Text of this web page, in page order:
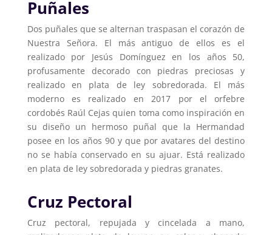
Puñales
Dos puñales que se alternan traspasan el corazón de
Nuestra Señora. El más antiguo de ellos es el
realizado por Jesús Domínguez en los años 50,
profusamente decorado con piedras preciosas y
realizado en plata de ley sobredorada. El más
moderno es realizado en 2017 por el orfebre
cordobés Raúl Cejas quien toma como inspiración en
su diseño un hermoso puñal que la Hermandad
posee en los años 90 y que por avatares del destino
no se había conservado en su ajuar. Está realizado
en plata de ley sobredorada y piedras granates.
Cruz Pectoral
Cruz pectoral, repujada y cincelada a mano,